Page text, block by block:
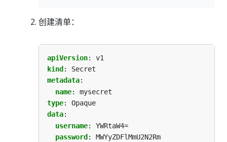
创建清单：
apiVersion:
v1
kind :
Secret
metadata:
name:
mysecret
type:
Opaque
data:
username:
YWRtaW4=
password : MWYyZDFlMmU2N2Rm